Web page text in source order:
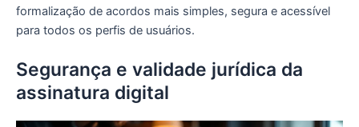
formalização de acordos mais simples, segura e acessível
para todos os perfis de usuários.
Segurança e validade jurídica da
assinatura digital